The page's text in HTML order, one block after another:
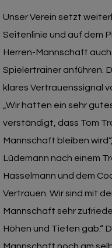
Unser Verein setzt
Seitenlinie und auf dem
Herren-Mannschaft
Spielertrainer anführen.
klares Vertrauenssignal
„Wir hatten ein sehr
verständigt, dass Tom
Mannschaft bleiben
Lüdemann nach einem
Hasselmann und dem
Vertrauen. Wir sind mit
Mannschaft sehr
Höhen und Tiefen gab.“
Mannschaft noch am